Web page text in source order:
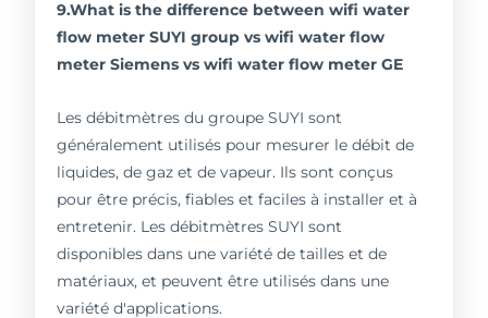
9.What is the difference between wifi water
flow meter SUYI group vs wifi water flow
meter Siemens vs wifi water flow meter GE
Les débitmètres du groupe SUYI sont
généralement utilisés pour mesurer le débit de
liquides, de gaz et de vapeur. Ils sont conçus
pour être précis, fiables et faciles à installer et à
entretenir. Les débitmètres SUYI sont
disponibles dans une variété de tailles et de
matériaux, et peuvent être utilisés dans une
variété d'applications.